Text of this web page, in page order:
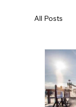
All Posts